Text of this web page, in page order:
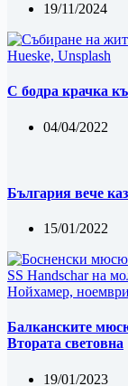
19/11/2024
С бодра крачка
04/04/2022
България вече
15/01/2022
Балканските
Втората световна
19/01/2023